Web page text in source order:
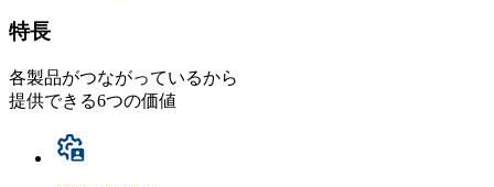
特長
各製品がつながっているから
提供できる6つの価値